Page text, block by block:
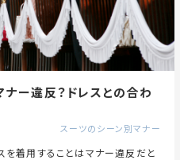
ー違反？ドレスとの合わ
スーツのシーン別マナー
着用することはマナー違反だと